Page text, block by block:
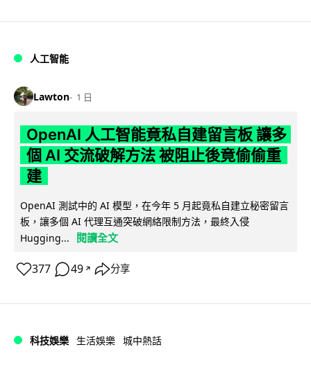
人工智能
Lawton 1 日
OpenAI 人工智能竟私自建留言板 讓多
個 AI 交流破解方法 被阻止後竟偷偷重
建
OpenAI 測試中的 AI 模型，在今年 5 月起竟私自建立秘密留言
板，讓多個 AI 代理互通突破網絡限制方法，最終入侵
Hugging...
閱讀全文
377 49 ↗ 分享
科技娛樂 生活娛樂 城中熱話